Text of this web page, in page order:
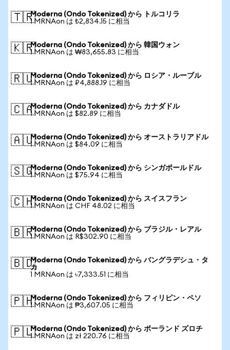
🇹🇷Moderna (Ondo Tokenized) から トルコリラ
1 MRNAon は ₺2,834.15 に相当
🇰🇷Moderna (Ondo Tokenized) から 韓国ウォン
1 MRNAon は ₩83,655.83 に相当
🇷🇺Moderna (Ondo Tokenized) から ロシア・ルーブル
1 MRNAon は ₽4,888.19 に相当
🇨🇦Moderna (Ondo Tokenized) から カナダドル
1 MRNAon は $82.89 に相当
🇦🇺Moderna (Ondo Tokenized) から オーストラリアドル
1 MRNAon は $84.09 に相当
🇸🇬Moderna (Ondo Tokenized) から シンガポールドル
1 MRNAon は $75.94 に相当
🇨🇭Moderna (Ondo Tokenized) から スイスフラン
1 MRNAon は CHF 48.02 に相当
🇧🇷Moderna (Ondo Tokenized) から ブラジル・レアル
1 MRNAon は R$302.90 に相当
🇧🇩Moderna (Ondo Tokenized) から バングラデシュ・タ
カ
1 MRNAon は ৳7,333.51 に相当
🇵🇭Moderna (Ondo Tokenized) から フィリピン・ペソ
1 MRNAon は ₱3,607.05 に相当
🇵🇱Moderna (Ondo Tokenized) から ポーランド ズロチ
1 MRNAon は zł 220.76 に相当